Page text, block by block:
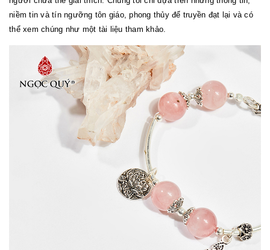
niềm tin và tín ngưỡng tôn giáo, phong thủy để truyền đạt lại và có
thể xem chúng như một tài liệu tham khảo.